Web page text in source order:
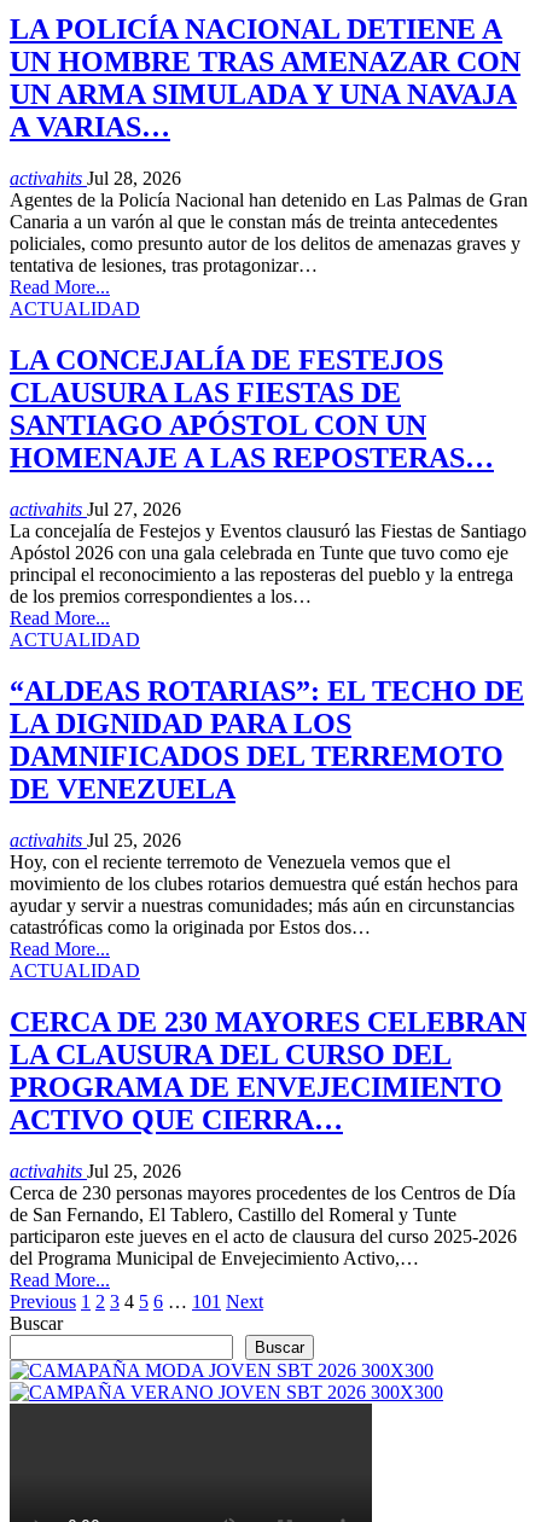
LA POLICÍA NACIONAL DETIENE A
UN HOMBRE TRAS AMENAZAR CON
UN ARMA SIMULADA Y UNA NAVAJA
A VARIAS…
activahits Jul 28, 2026
Agentes de la Policía Nacional han detenido en Las Palmas de Gran
Canaria a un varón al que le constan más de treinta antecedentes
policiales, como presunto autor de los delitos de amenazas graves y
tentativa de lesiones, tras protagonizar…
Read More...
ACTUALIDAD
LA CONCEJALÍA DE FESTEJOS
CLAUSURA LAS FIESTAS DE
SANTIAGO APÓSTOL CON UN
HOMENAJE A LAS REPOSTERAS…
activahits Jul 27, 2026
La concejalía de Festejos y Eventos clausuró las Fiestas de Santiago
Apóstol 2026 con una gala celebrada en Tunte que tuvo como eje
principal el reconocimiento a las reposteras del pueblo y la entrega
de los premios correspondientes a los…
Read More...
ACTUALIDAD
“ALDEAS ROTARIAS”: EL TECHO DE
LA DIGNIDAD PARA LOS
DAMNIFICADOS DEL TERREMOTO
DE VENEZUELA
activahits Jul 25, 2026
Hoy, con el reciente terremoto de Venezuela vemos que el
movimiento de los clubes rotarios demuestra qué están hechos para
ayudar y servir a nuestras comunidades; más aún en circunstancias
catastróficas como la originada por Estos dos…
Read More...
ACTUALIDAD
CERCA DE 230 MAYORES CELEBRAN
LA CLAUSURA DEL CURSO DEL
PROGRAMA DE ENVEJECIMIENTO
ACTIVO QUE CIERRA…
activahits Jul 25, 2026
Cerca de 230 personas mayores procedentes de los Centros de Día
de San Fernando, El Tablero, Castillo del Romeral y Tunte
participaron este jueves en el acto de clausura del curso 2025-2026
del Programa Municipal de Envejecimiento Activo,…
Read More...
Previous 1 2 3 4 5 6 … 101 Next
Buscar
Buscar